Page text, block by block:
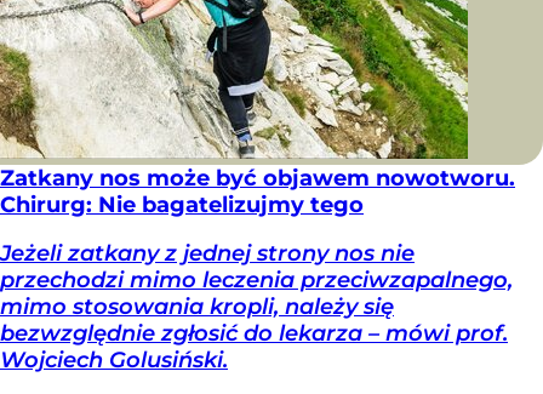
Zatkany nos może być objawem nowotworu.
Chirurg: Nie bagatelizujmy tego
Jeżeli zatkany z jednej strony nos nie
przechodzi mimo leczenia przeciwzapalnego,
mimo stosowania kropli, należy się
bezwzględnie zgłosić do lekarza – mówi prof.
Wojciech Golusiński.